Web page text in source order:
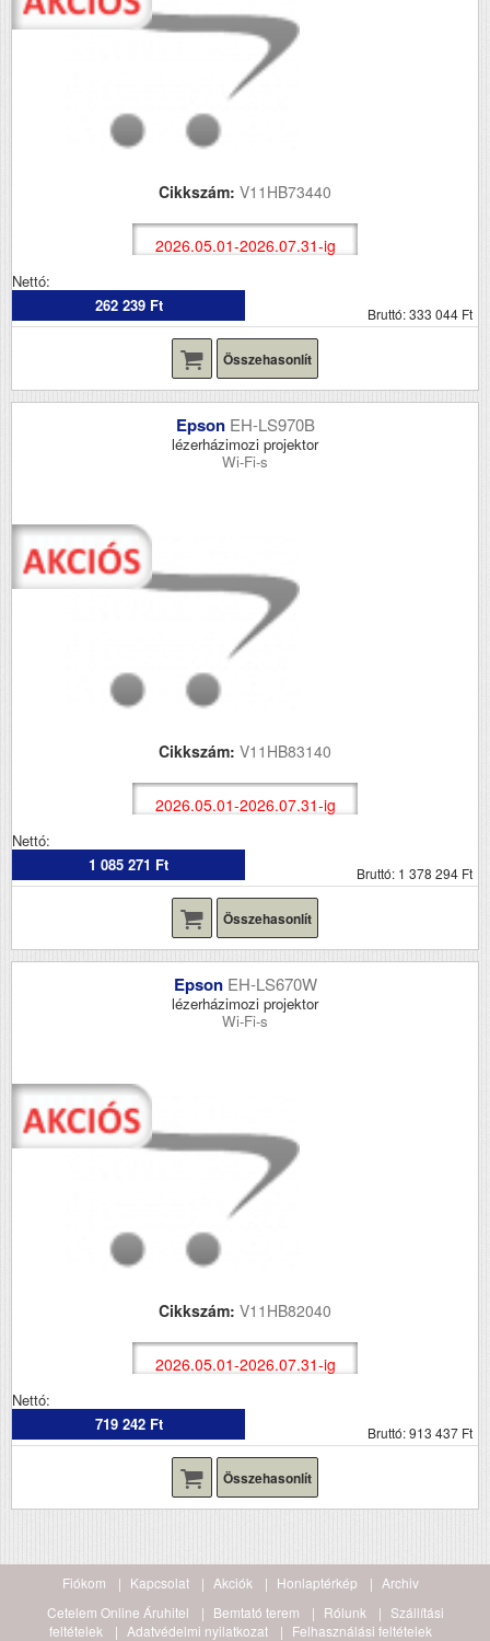
Cikkszám: V11HB73440
2026.05.01-2026.07.31-ig
Nettó:
262 239 Ft
Bruttó: 333 044 Ft
Összehasonlít
Epson EH-LS970B
lézerházimozi projektor
Wi-Fi-s
Cikkszám: V11HB83140
2026.05.01-2026.07.31-ig
Nettó:
1 085 271 Ft
Bruttó: 1 378 294 Ft
Összehasonlít
Epson EH-LS670W
lézerházimozi projektor
Wi-Fi-s
Cikkszám: V11HB82040
2026.05.01-2026.07.31-ig
Nettó:
719 242 Ft
Bruttó: 913 437 Ft
Összehasonlít
Fiókom Kapcsolat Akciók Honlaptérkép
Archiv
Cetelem Online Áruhitel
Bemtató terem Rólunk
Szállítási
feltételek
Adatvédelmi nyilatkozat
Felhasználási feltételek